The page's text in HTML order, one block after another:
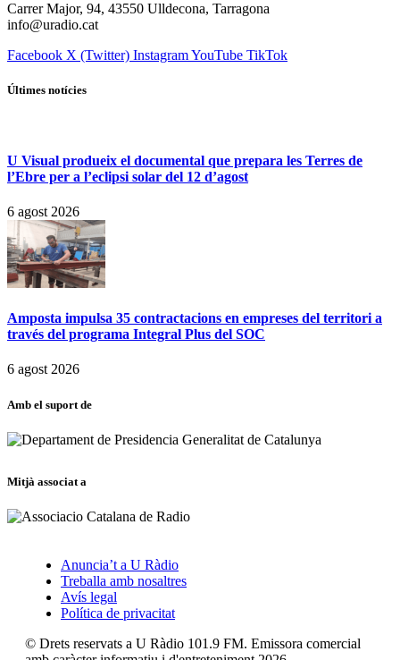
Carrer Major, 94, 43550 Ulldecona, Tarragona
info@uradio.cat
Facebook X (Twitter) InstagramYouTube TikTok
Últimes notícies
U Visual produeix el documental que prepara les Terres de
l’Ebre per a l’eclipsi solar del 12 d’agost
6 agost 2026
Amposta impulsa 35 contractacions en empreses del territori a
través del programa Integral Plus del SOC
6 agost 2026
Amb el suport de
Mitjà associat a
Anuncia’t a U Ràdio
Treballa amb nosaltres
Avís legal
Política de privacitat
© Drets reservats a U Ràdio 101.9 FM. Emissora comercial